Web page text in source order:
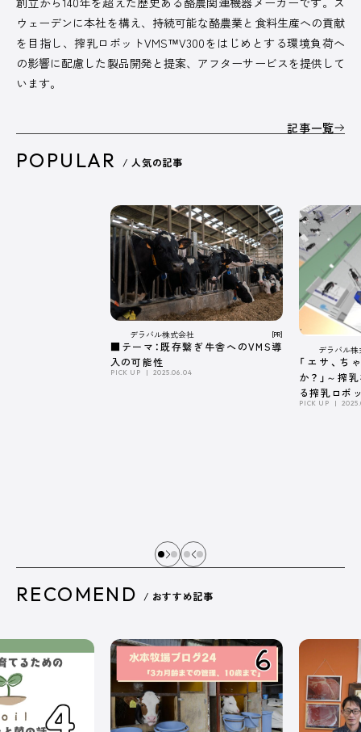
ウェーデンに本社を構え、持続可能な酪農業と食料生産への貢献
を目指し、搾乳ロボットVMS™V300をはじめとする環境負荷へ
の影響に配慮した製品開発と提案、アフターサービスを提供して
います。
記事一覧
POPULAR / 人気の記事
デラバル株式会社 [PR]
■テーマ：既存繋ぎ牛舎へのVMS導
入の可能性
PICK UP 2025.06.04
デラバル
「エサ、ち
か？」～搾
る搾乳ロボ
係～
PICK UP
RECOMEND / おすすめ記事